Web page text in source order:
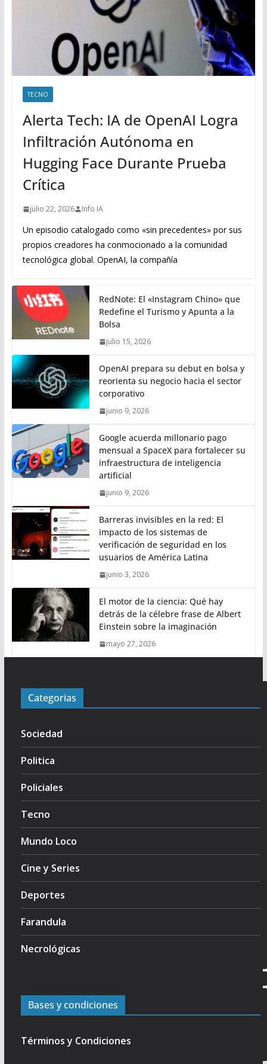
TECNO
Alerta Tech: IA de OpenAI Logra
Infiltración Autónoma en
Hugging Face Durante Prueba
Crítica
julio 22, 2026 Info IA
Un episodio catalogado como «sin precedentes» por sus
propios creadores ha conmocionado a la comunidad
tecnológica global. OpenAI, la compañía
RedNote: El «Instagram Chino» que
Redefine el Turismo y Apunta a la
Bolsa
julio 15, 2026
OpenAI prepara su debut en bolsa y
reorienta su negocio hacia el sector
corporativo
junio 9, 2026
Google acuerda millonario pago
mensual a SpaceX para fortalecer su
infraestructura de inteligencia
artificial
junio 9, 2026
Barreras invisibles en la red: El
impacto de los sistemas de
verificación de seguridad en los
usuarios de América Latina
junio 3, 2026
El motor de la ciencia: Qué hay
detrás de la célebre frase de Albert
Einstein sobre la imaginación
mayo 27, 2026
Categorias
Sociedad
Politica
Policiales
Tecno
Mundo Loco
Cine y Series
Deportes
Farandula
Necrológicas
Bases y condiciones
Términos y Condiciones